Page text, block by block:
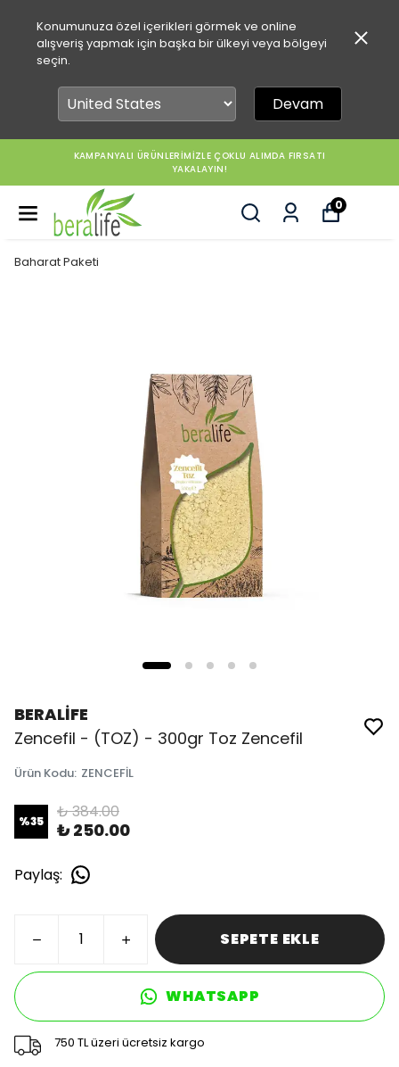
Konumunuza özel içerikleri görmek ve online
alışveriş yapmak için başka bir ülkeyi veya bölgeyi
seçin.
Devam
KAMPANYALI ÜRÜNLERİMİZLE ÇOKLU ALIMDA FIRSATI
YAKALAYIN!
0
Baharat Paketi
BERALİFE
Zencefil - (TOZ) - 300gr Toz Zencefil
Ürün Kodu: ZENCEFİL
%35 ₺ 384.00
₺ 250.00
Paylaş:
SEPETE EKLE
WHATSAPP
750 TL üzeri ücretsiz kargo